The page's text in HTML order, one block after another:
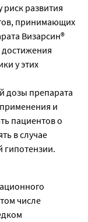
развития
принимающих
Визарсин®
достижения
у этих
дозы препарата
и
пациентов о
в случае
гипотензии.
числе